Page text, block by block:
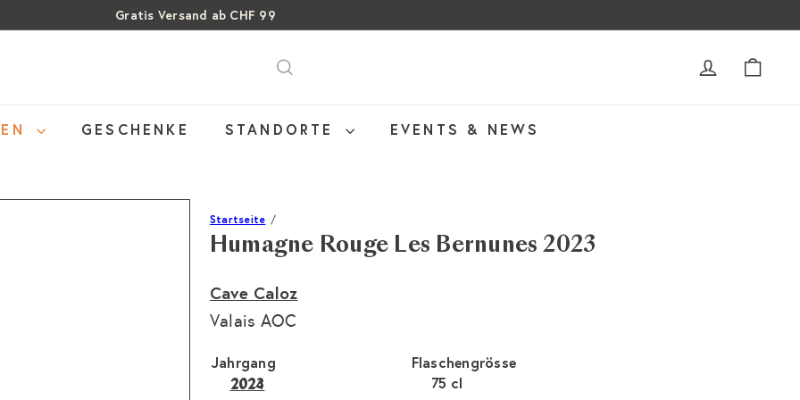
Pause
Gratis Versand ab CHF 99
Über 15% Rabatt auf Sommer Weine
SALE: Bis zu 40% auf letzte Flaschen
ACCOUNT
GESCHENKE STANDORTE EVENTS & NEWS
Startseite
Humagne Rouge Les Bernunes 2023
Cave Caloz
Valais AOC
Flaschengrösse
75 cl
Jahrgang
2023
2024